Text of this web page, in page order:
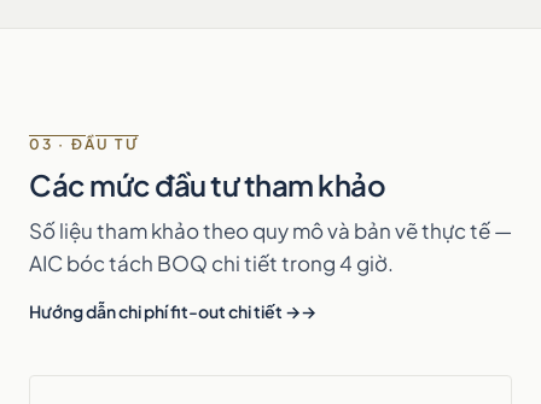
03 · ĐẦU TƯ
Các mức đầu tư tham khảo
Số liệu tham khảo theo quy mô và bản vẽ thực tế —
AIC bóc tách BOQ chi tiết trong 4 giờ.
Hướng dẫn chi phí fit-out chi tiết →